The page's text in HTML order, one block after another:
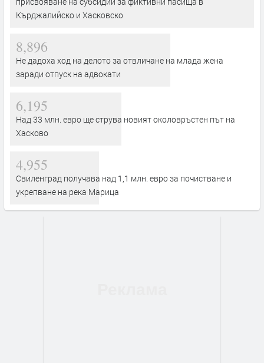
Кърджалийско и Хасковско
8,896
Не дадоха ход на делото за отвличане на млада жена
заради отпуск на адвокати
6,195
Над 33 млн. евро ще струва новият околовръстен път на
Хасково
4,955
Свиленград получава над 1,1 млн. евро за почистване и
укрепване на река Марица